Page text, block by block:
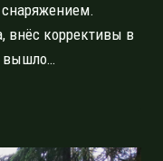
внёс коррективы в
вышло…